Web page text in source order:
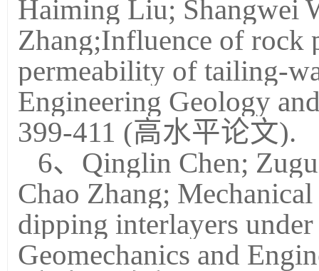
Haiming Liu; Shangwei
Zhang;Influence of rock
permeability of tailing-
Engineering Geology
399-411 (高水平论文).
6、Qinglin Chen;
Chao Zhang;
dipping interlayers
Geomechanics and